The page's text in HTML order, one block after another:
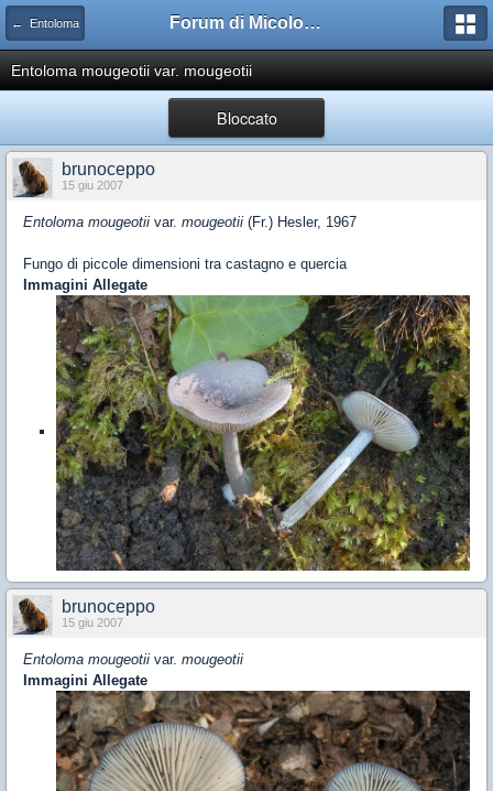
← Entoloma Forum di Micologia AMB Gruppo di Muggia e del Carso
Entoloma mougeotii var. mougeotii
Bloccato
brunoceppo
15 giu 2007
Entoloma mougeotii var. mougeotii (Fr.) Hesler, 1967
Fungo di piccole dimensioni tra castagno e quercia
Immagini Allegate
brunoceppo
15 giu 2007
Entoloma mougeotii var. mougeotii
Immagini Allegate